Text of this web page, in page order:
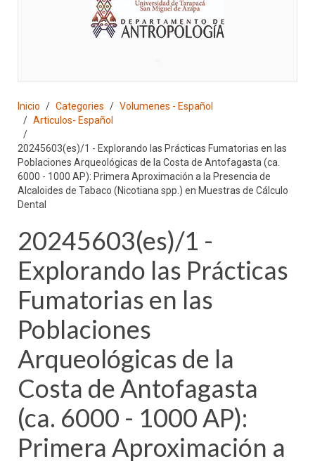
Inicio Categories
Volumenes - Español
Articulos- Español
20245603(es)/1 - Explorando las Prácticas Fumatorias en las
Poblaciones Arqueológicas de la Costa de Antofagasta (ca.
6000 - 1000 AP): Primera Aproximación a la Presencia de
Alcaloides de Tabaco (Nicotiana spp.) en Muestras de Cálculo
Dental
20245603(es)/1 -
Explorando las Prácticas
Fumatorias en las
Poblaciones
Arqueológicas de la
Costa de Antofagasta
(ca. 6000 - 1000 AP):
Primera Aproximación a